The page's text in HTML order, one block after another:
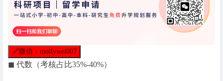
🔗微信：mollywei007
◼ 代数（考核占比35%-40%）